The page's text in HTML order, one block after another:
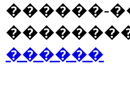
������-
������